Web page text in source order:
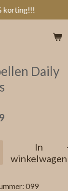
korting!!!
Daily
In
winkelwagen
099